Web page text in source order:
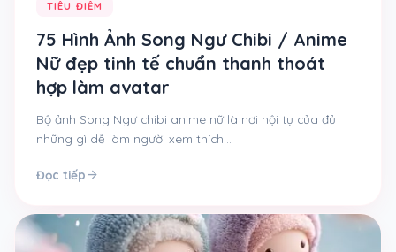
TIÊU ĐIỂM
75 Hình Ảnh Song Ngư Chibi / Anime
Nữ đẹp tinh tế chuẩn thanh thoát
hợp làm avatar
Bộ ảnh Song Ngư chibi anime nữ là nơi hội tụ của đủ
những gì dễ làm người xem thích…
Đọc tiếp arrow_forward